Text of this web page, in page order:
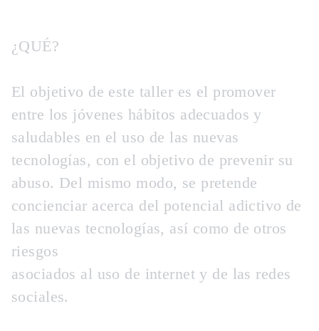
¿QUÉ?
El objetivo de este taller es el promover
entre los jóvenes hábitos adecuados y
saludables en el uso de las nuevas
tecnologías, con el objetivo de prevenir su
abuso. Del mismo modo, se pretende
concienciar acerca del potencial adictivo de
las nuevas tecnologías, así como de otros
riesgos
asociados al uso de internet y de las redes
sociales.